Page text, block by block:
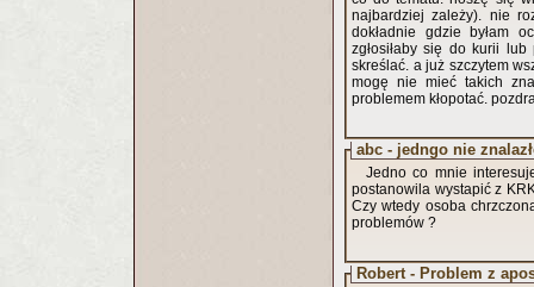
najbardziej zależy). nie
dokładnie gdzie byłam
zgłosiłaby się do kurii
skreślać. a już szczytem
mogę nie mieć takich
problemem kłopotać.
abc - jedngo nie
Jedno co mnie
postanowila wystapić z
Czy wtedy osoba
problemów ?
Robert - Problem z